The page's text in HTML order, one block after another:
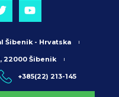
Šibenik - Hrvatska
22000 Šibenik
+385(22) 213-145